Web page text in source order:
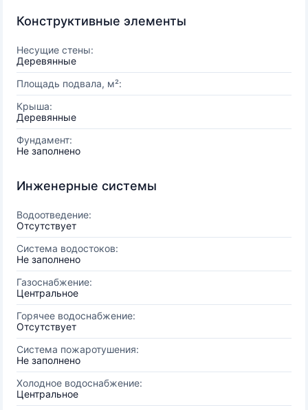
Конструктивные элементы
Несущие стены:
Деревянные
Площадь подвала, м²:
Крыша:
Деревянные
Фундамент:
Не заполнено
Инженерные системы
Водоотведение:
Отсутствует
Система водостоков:
Не заполнено
Газоснабжение:
Центральное
Горячее водоснабжение:
Отсутствует
Система пожаротушения:
Не заполнено
Холодное водоснабжение:
Центральное